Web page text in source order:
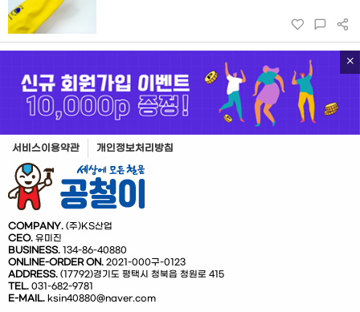
서비스이용약관 개인정보처리방침
COMPANY. (주)KS산업
CEO. 유미진
BUSINESS. 134-86-40880
ONLINE-ORDER ON. 2021-000구-0123
ADDRESS. (17792)경기도 평택시 청북읍 청원로 415
TEL. 031-682-9781
E-MAIL. ksin40880@naver.com